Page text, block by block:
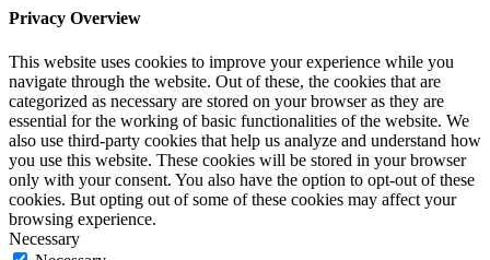
Privacy Overview
This website uses cookies to improve your experience while you
navigate through the website. Out of these, the cookies that are
categorized as necessary are stored on your browser as they are
essential for the working of basic functionalities of the website. We
also use third-party cookies that help us analyze and understand how
you use this website. These cookies will be stored in your browser
only with your consent. You also have the option to opt-out of these
cookies. But opting out of some of these cookies may affect your
browsing experience.
Necessary